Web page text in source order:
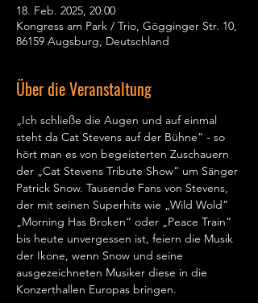
18. Feb. 2025, 20:00
Kongress am Park / Trio, Gögginger Str. 10,
86159 Augsburg, Deutschland
Über die Veranstaltung
„Ich schließe die Augen und auf einmal
steht da Cat Stevens auf der Bühne“ - so
hört man es von begeisterten Zuschauern
der „Cat Stevens Tribute Show“ um Sänger
Patrick Snow. Tausende Fans von Stevens,
der mit seinen Superhits wie „Wild Wold“
„Morning Has Broken“ oder „Peace Train“
bis heute unvergessen ist, feiern die Musik
der Ikone, wenn Snow und seine
ausgezeichneten Musiker diese in die
Konzerthallen Europas bringen.